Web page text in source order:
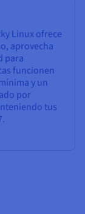
Linux ofrece
aprovecha
para
funcionen
y un
por
tus